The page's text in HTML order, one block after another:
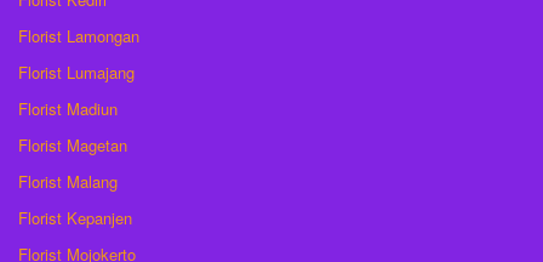
Florist Lamongan
Florist Lumajang
Florist Madiun
Florist Magetan
Florist Malang
Florist Kepanjen
Florist Mojokerto